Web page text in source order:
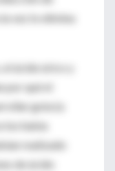
vez lo elimina
ácido úrico y
qué el
gota (a
los había
realizado
de ácido